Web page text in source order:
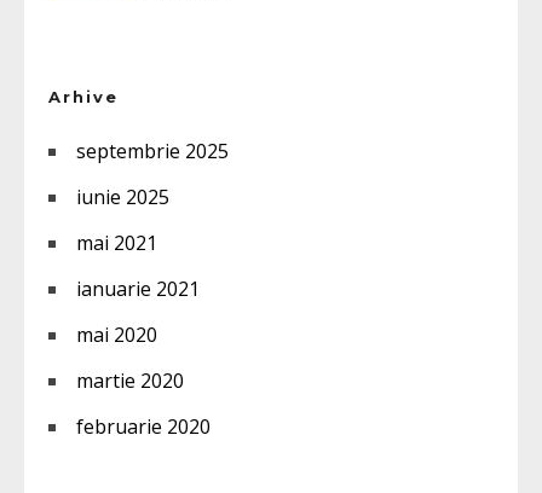
Arhive
septembrie 2025
iunie 2025
mai 2021
ianuarie 2021
mai 2020
martie 2020
februarie 2020